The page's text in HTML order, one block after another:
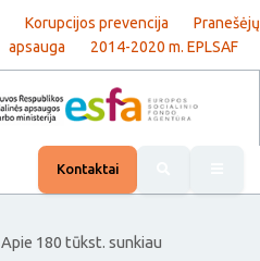
Korupcijos prevencija
Pranešėjų
apsauga
2014-2020 m. EPLSAF
Kontaktai
Apie 180 tūkst. sunkiau